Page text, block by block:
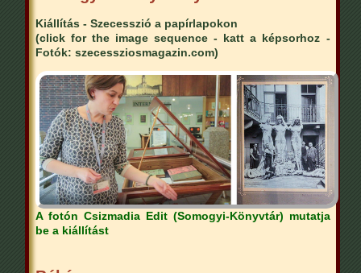
Kiállítás - Szecesszió a papírlapokon
(click for the image sequence - katt a képsorhoz -
Fotók: szecessziosmagazin.com)
A fotón Csizmadia Edit (Somogyi-Könyvtár) mutatja
be a kiállítást